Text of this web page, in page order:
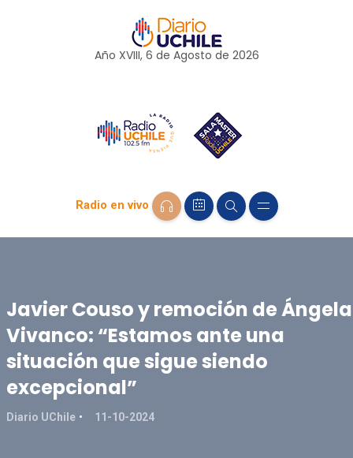
Año XVIII, 6 de Agosto de 2026
Radio en vivo
Javier Couso y remoción de Ángela
Vivanco: “Estamos ante una
situación que sigue siendo
excepcional”
Diario UChile 11-10-2024